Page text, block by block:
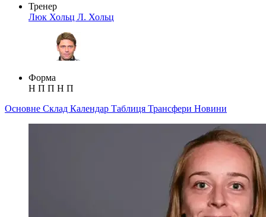
Тренер
Люк Хольц Л. Хольц
Форма
Н П П Н П
Основне Склад Календар Таблиця Трансфери Новини